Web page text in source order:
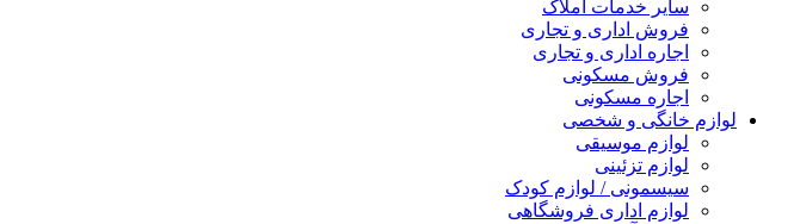
سایر خدمات املاک
فروش اداری و تجاری
اجاره اداری و تجاری
فروش مسکونی
اجاره مسکونی
لوازم خانگی و شخصی
لوازم موسیقی
لوازم تزئینی
سیسمونی / لوازم کودک
لوازم اداری فروشگاهی